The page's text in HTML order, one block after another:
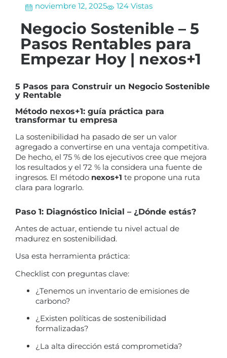
noviembre 12, 2025 124 Vistas
Negocio Sostenible – 5
Pasos Rentables para
Empezar Hoy | nexos+1
5 Pasos para Construir un Negocio Sostenible
y Rentable
Método nexos+1: guía práctica para
transformar tu empresa
La sostenibilidad ha pasado de ser un valor
agregado a convertirse en una ventaja competitiva.
De hecho, el 75 % de los ejecutivos cree que mejora
los resultados y el 72 % la considera una fuente de
ingresos. El método nexos+1 te propone una ruta
clara para lograrlo.
Paso 1: Diagnóstico Inicial – ¿Dónde estás?
Antes de actuar, entiende tu nivel actual de
madurez en sostenibilidad.
Usa esta herramienta práctica:
Checklist con preguntas clave:
¿Tenemos un inventario de emisiones de
carbono?
¿Existen políticas de sostenibilidad
formalizadas?
¿La alta dirección está comprometida?